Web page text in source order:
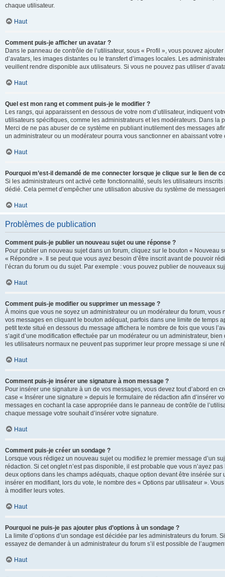
chaque utilisateur.
Haut
Comment puis-je afficher un avatar ?
Dans le panneau de contrôle de l’utilisateur, sous « Profil », vous pouvez
d’avatars, les images distantes ou le transfert d’images locales. Les
veuillent rendre disponible aux utilisateurs. Si vous ne pouvez pas utiliser
Haut
Quel est mon rang et comment puis-je le modifier ?
Les rangs, qui apparaissent en dessous de votre nom d’utilisateur, indiquent
utilisateurs spécifiques, comme les administrateurs et les modérateurs. Dans
Merci de ne pas abuser de ce système en publiant inutilement des messages
un administrateur ou un modérateur pourra vous sanctionner en abaissant votre
Haut
Pourquoi m’est-il demandé de me connecter lorsque je clique sur le lien de
Si les administrateurs ont activé cette fonctionnalité, seuls les utilisateurs
dédié. Cela permet d’empêcher une utilisation abusive du système de
Haut
Problèmes de publication
Comment puis-je publier un nouveau sujet ou une réponse ?
Pour publier un nouveau sujet dans un forum, cliquez sur le bouton «
« Répondre ». Il se peut que vous ayez besoin d’être inscrit avant de pouvoir
l’écran du forum ou du sujet. Par exemple : vous pouvez publier de nouveaux
Haut
Comment puis-je modifier ou supprimer un message ?
À moins que vous ne soyez un administrateur ou un modérateur du forum,
vos messages en cliquant le bouton adéquat, parfois dans une limite de temps
petit texte situé en dessous du message affichera le nombre de fois que vous
s’agit d’une modification effectuée par un modérateur ou un administrateur,
les utilisateurs normaux ne peuvent pas supprimer leur propre message si une
Haut
Comment puis-je insérer une signature à mon message ?
Pour insérer une signature à un de vos messages, vous devez tout d’abord en
case « Insérer une signature » depuis le formulaire de rédaction afin d’insérer
messages en cochant la case appropriée dans le panneau de contrôle de
chaque message votre souhait d’insérer votre signature.
Haut
Comment puis-je créer un sondage ?
Lorsque vous rédigez un nouveau sujet ou modifiez le premier message d’un
rédaction. Si cet onglet n’est pas disponible, il est probable que vous n’ayez
deux options dans les champs adéquats, chaque option devant être insérée
insérer en modifiant, lors du vote, le nombre des « Options par utilisateur ».
à modifier leurs votes.
Haut
Pourquoi ne puis-je pas ajouter plus d’options à un sondage ?
La limite d’options d’un sondage est décidée par les administrateurs du
essayez de demander à un administrateur du forum s’il est possible de
Haut